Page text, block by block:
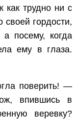
как трудно ни с
своей гордости,
посему, когда
ему в глаза.
поверить! —
впившись в
веревку?